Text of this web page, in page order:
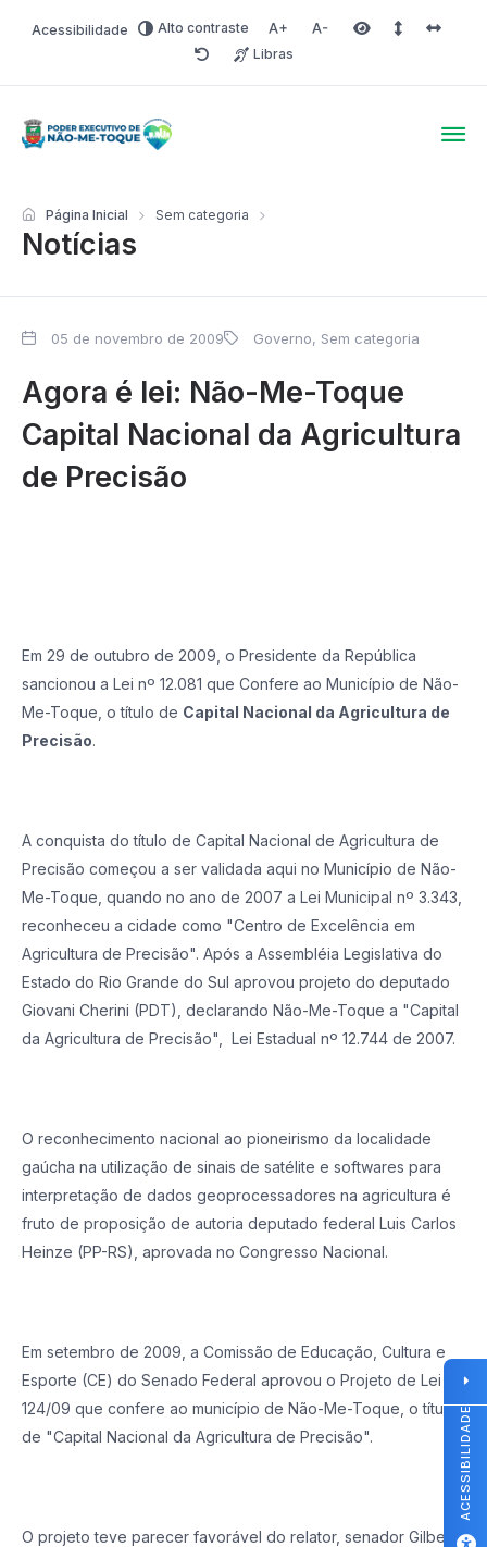
Acessibilidade Alto contraste Aumentar fonte
Diminuir fonteÁrea selecionada
Espaço
RedefinirLibras
Notícias
Página Inicial Sem categoria
05 de novembro de 2009 Governo, Sem categoria
Agora é lei: Não-Me-Toque
Capital Nacional da Agricultura
de Precisão
Em 29 de outubro de 2009, o Presidente da República
sancionou a Lei nº 12.081 que Confere ao Município de Não-
Me-Toque, o título de Capital Nacional da Agricultura de
Precisão.
A conquista do título de Capital Nacional de Agricultura de
Precisão começou a ser validada aqui no Município de Não-
Me-Toque, quando no ano de 2007 a Lei Municipal nº 3.343,
reconheceu a cidade como "Centro de Excelência em
Agricultura de Precisão". Após a Assembléia Legislativa do
Estado do Rio Grande do Sul aprovou projeto do deputado
Giovani Cherini (PDT), declarando Não-Me-Toque a "Capital
da Agricultura de Precisão", Lei Estadual nº 12.744 de 2007.
O reconhecimento nacional ao pioneirismo da localidade
gaúcha na utilização de sinais de satélite e softwares para
interpretação de dados geoprocessadores na agricultura é
fruto de proposição de autoria deputado federal Luis Carlos
Heinze (PP-RS), aprovada no Congresso Nacional.
Em setembro de 2009, a Comissão de Educação, Cultura e
Esporte (CE) do Senado Federal aprovou o Projeto de Lei nº
124/09 que confere ao município de Não-Me-Toque, o título
de "Capital Nacional da Agricultura de Precisão".
O projeto teve parecer favorável do relator, senador Gilberto
ACESSIBILIDADE